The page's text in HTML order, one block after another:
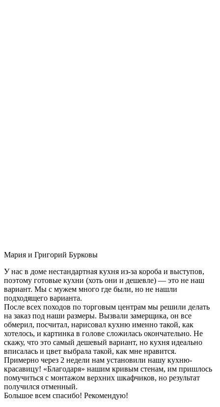
Мария и Григорий Бурковы
У нас в доме нестандартная кухня из-за короба и выступов,
поэтому готовые кухни (хоть они и дешевле) — это не наш
вариант. Мы с мужем много где были, но не нашли
подходящего варианта.
После всех походов по торговым центрам мы решили делать
на заказ под наши размеры. Вызвали замерщика, он все
обмерил, посчитал, нарисовал кухню именно такой, как
хотелось, и картинка в голове сложилась окончательно. Не
скажу, что это самый дешевый вариант, но кухня идеально
вписалась и цвет выбрала такой, как мне нравится.
Примерно через 2 недели нам установили нашу кухню-
красавицу! «Благодаря» нашим кривым стенам, им пришлось
помучиться с монтажом верхних шкафчиков, но результат
получился отменный.
Большое всем спасибо! Рекомендую!